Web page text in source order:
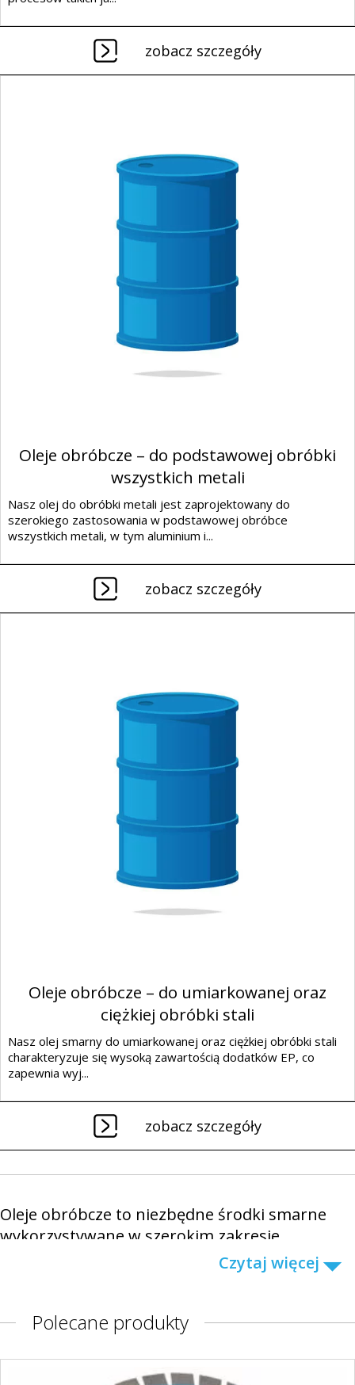
zobacz szczegóły
Oleje obróbcze – do podstawowej obróbki
wszystkich metali
Nasz olej do obróbki metali jest zaprojektowany do
szerokiego zastosowania w podstawowej obróbce
wszystkich metali, w tym aluminium i...
zobacz szczegóły
Oleje obróbcze – do umiarkowanej oraz
ciężkiej obróbki stali
Nasz olej smarny do umiarkowanej oraz ciężkiej obróbki stali
charakteryzuje się wysoką zawartością dodatków EP, co
zapewnia wyj...
zobacz szczegóły
Oleje obróbcze to niezbędne środki smarne
wykorzystywane w szerokim zakresie
procesów produkcyjnych i obróbczych, takich
jak cięcie, toczenie, frezowanie, wiercenie czy
właściwościom, oleje te znacząco poprawiają
zwiększając trwałość narzędzi skrawających
Czytaj więcej
Polecane produkty